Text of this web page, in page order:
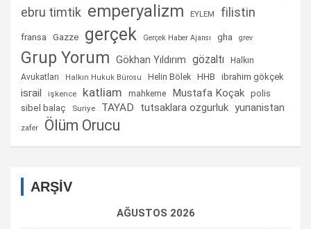
ebru timtik emperyalizm EYLEM filistin
fransa Gazze gerçek Gerçek Haber Ajansı gha grev
Grup Yorum Gökhan Yıldırım gözaltı
Halkın
Avukatları
Halkın Hukuk Bürosu Helin Bölek HHB ibrahim gökçek
israil işkence katliam mahkeme Mustafa Koçak polis
sibel balaç Suriye TAYAD tutsaklara ozgurluk yunanistan
zafer Ölüm Orucu
ARŞİV
AĞUSTOS 2026